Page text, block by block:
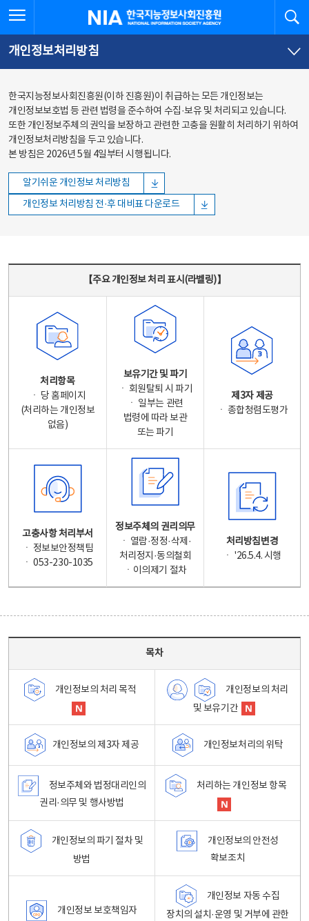
바로가기
바로가기
한국지능정보사회진흥원
개인정보처리방침
한국지능정보사회진흥원(이하 진흥원)이 취급하는 모든 개인정보는
개인정보보호법 등 관련 법령을 준수하여 수집·보유 및 처리되고 있습니다.
또한 개인정보주체의 권익을 보장하고 관련한 고충을 원활히 처리하기 위하여
개인정보처리방침을 두고 있습니다.
본 방침은 2026년 5월 4일부터 시행됩니다.
알기쉬운 개인정보 처리방침
개인정보 처리방침 전·후 대비표 다운로드
【주요 개인정보 처리 표시(라벨링)】
처리항목
ㆍ 당 홈페이지
(처리하는 개인정보
없음)
보유기간 및 파기
ㆍ 회원탈퇴 시 파기
ㆍ 일부는 관련
법령에 따라 보관
또는 파기
제3자 제공
ㆍ 종합청렴도평가
고충사항 처리부서
ㆍ 정보보안정책팀
ㆍ 053-230-1035
정보주체의 권리의무
ㆍ 열람·정정·삭제·
처리정지·동의철회
ㆍ이의제기 절차
처리방침변경
ㆍ '26.5.4. 시행
목차
개인정보의 처리 목적
개인정보의 처리
및 보유기간
개인정보의 제3자 제공 개인정보처리의 위탁
정보주체와 법정대리인의
권리·의무 및 행사방법
처리하는 개인정보 항목
개인정보의 파기 절차 및
방법
개인정보의 안전성
확보조치
개인정보 보호책임자
개인정보 자동 수집
장치의 설치·운영 및 거부에 관한